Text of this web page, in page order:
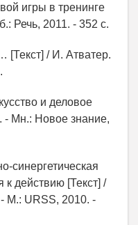
игры в тренинге
Речь, 2011. - 352 c.
/ И. Атватер.
и деловое
- Мн.: Новое знание,
синергетическая
действию [Текст] /
М.: URSS, 2010. -